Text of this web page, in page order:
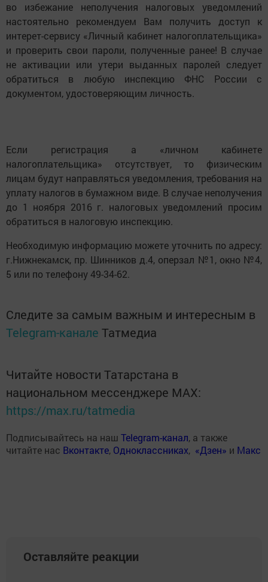
во избежание неполучения налоговых уведомлений
настоятельно рекомендуем Вам получить доступ к
интерет-сервису «Личный кабинет налогоплательщика»
и проверить свои пароли, полученные ранее! В случае
не активации или утери выданных паролей следует
обратиться в любую инспекцию ФНС России с
документом, удостоверяющим личность.
Если регистрация а «личном кабинете
налогоплательщика» отсутствует, то физическим
лицам будут направляться уведомления, требования на
уплату налогов в бумажном виде. В случае неполучения
до 1 ноября 2016 г. налоговых уведомлений просим
обратиться в налоговую инспекцию.
Необходимую информацию можете уточнить по адресу:
г.Нижнекамск, пр. Шинников д.4, оперзал №1, окно №4,
5 или по телефону 49-34-62.
Следите за самым важным и интересным в
Telegram-канале Татмедиа
Читайте новости Татарстана в
национальном мессенджере MАХ:
https://max.ru/tatmedia
Подписывайтесь на наш Telegram-канал, а также
читайте нас Вконтакте, Одноклассниках, «Дзен» и Макс
Оставляйте реакции